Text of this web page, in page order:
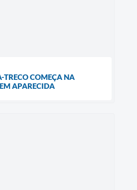
TRECO COMEÇA NA
APARECIDA